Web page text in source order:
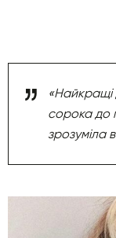
«Найкращі
сорока до
зрозуміла